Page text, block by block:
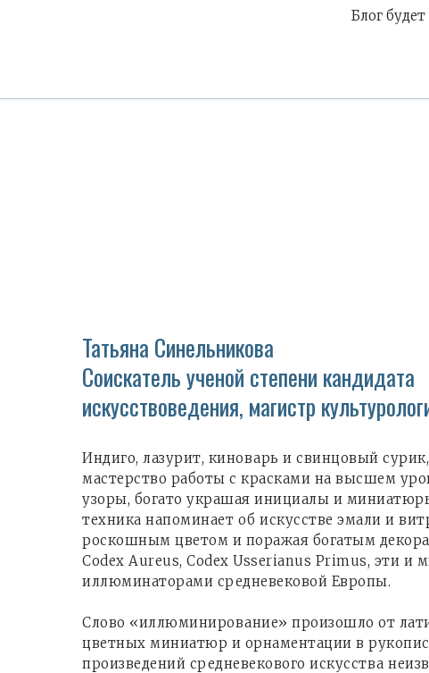
Блог
Татьяна Синельникова
Соискатель ученой степени кандидата
искусствоведения, магистр
Индиго, лазурит, киноварь и свинцовый
мастерство работы с красками на высшем
узоры, богато украшая инициалы и
техника напоминает об искусстве эмали и
роскошным цветом и поражая богатым
Codex Aureus, Codex Usserianus Primus, эти
иллюминаторами средневековой Европы.
Слово «иллюминирование» произошло от
цветных миниатюр и орнаментации в
произведений средневекового искусства